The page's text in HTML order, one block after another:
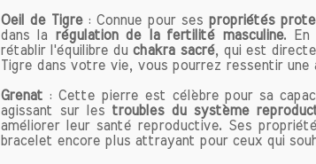
pour stimuler la motivation
chaleureux est synonyme
traversez une période de
cornaline peut vous
recommandée pour les
ou à démarrer un nouveau
Oeil de Tigre: Connue pour ses propriétés
dans la régulation de la fertilité masculine. En
rétablir l'équilibre du chakra sacré, qui est
Tigre dans votre vie, vous pourrez ressentir
Grenat : Cette pierre est célèbre pour sa
agissant sur les troubles du système
améliorer leur santé reproductive. Ses
bracelet encore plus attrayant pour ceux qui